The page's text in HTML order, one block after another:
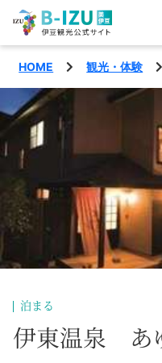
伊豆半島を知る
伊豆のみどころ
みる
あそぶ
あじわう
観光・体験
イベント
熱海市
特集
旅の計画
HOME 観光・体験
泊まる
伊東温泉 あ